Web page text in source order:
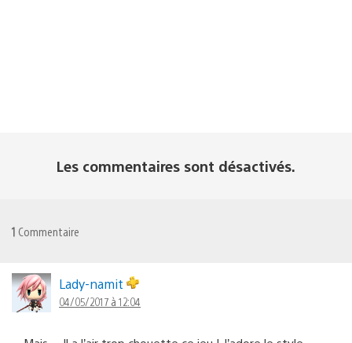
Les commentaires sont désactivés.
1 Commentaire
Lady-namit
04/05/2017 à 12:04